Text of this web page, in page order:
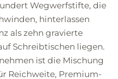
Wegwerfstifte, die
hinterlassen
als zehn gravierte
Schreibtischen liegen.
ist die Mischung
Reichweite, Premium-